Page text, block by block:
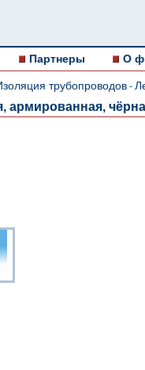
Партнеры О
трубопроводов -
армированная,